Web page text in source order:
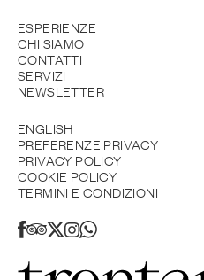
ESPERIENZE
CHI SIAMO
CONTATTI
SERVIZI
NEWSLETTER
ENGLISH
PREFERENZE PRIVACY
PRIVACY POLICY
COOKIE POLICY
TERMINI E CONDIZIONI